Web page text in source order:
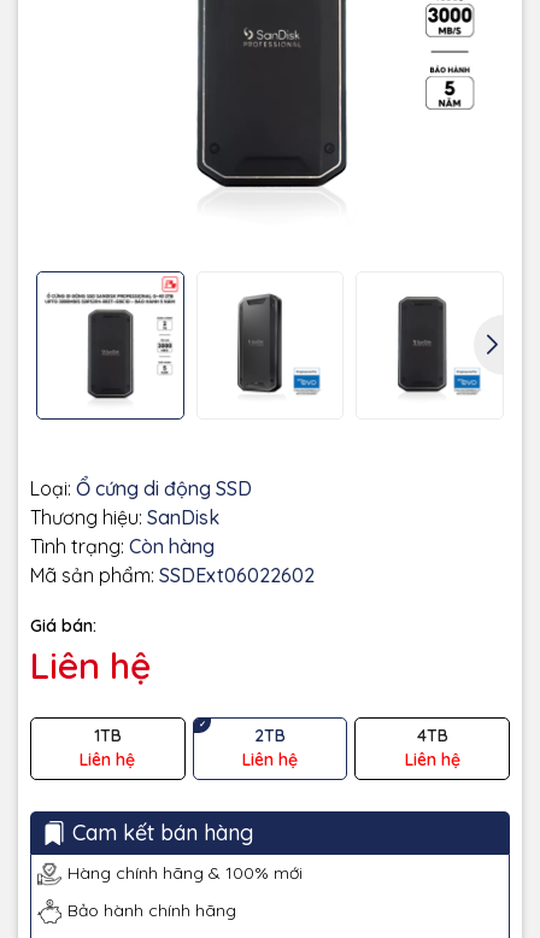
Loại: Ổ cứng di động SSD
Thương hiệu: SanDisk
Tình trạng: Còn hàng
Mã sản phẩm: SSDExt06022602
Giá bán:
Liên hệ
1TB
Liên hệ
2TB
Liên hệ
4TB
Liên hệ
Cam kết bán hàng
Hàng chính hãng & 100% mới
Bảo hành chính hãng